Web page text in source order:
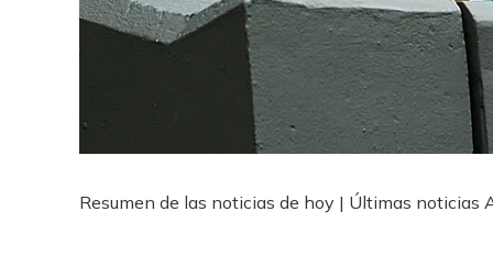
Resumen de las noticias de hoy | Últimas noticias